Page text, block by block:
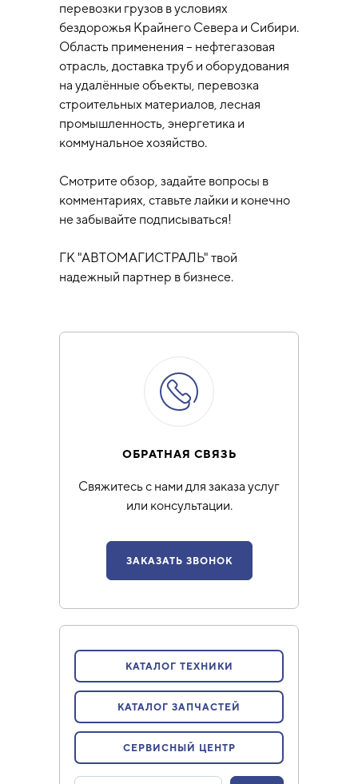
перевозки грузов в условиях
бездорожья Крайнего Севера и Сибири.
Область применения – нефтегазовая
отрасль, доставка труб и оборудования
на удалённые объекты, перевозка
строительных материалов, лесная
промышленность, энергетика и
коммунальное хозяйство.
Смотрите обзор, задайте вопросы в
комментариях, ставьте лайки и конечно
не забывайте подписываться!
ГК "АВТОМАГИСТРАЛЬ" твой
надежный партнер в бизнесе.
ОБРАТНАЯ СВЯЗЬ
Свяжитесь с нами для заказа услуг
или консультации.
ЗАКАЗАТЬ ЗВОНОК
КАТАЛОГ ТЕХНИКИ
КАТАЛОГ ЗАПЧАСТЕЙ
СЕРВИСНЫЙ ЦЕНТР